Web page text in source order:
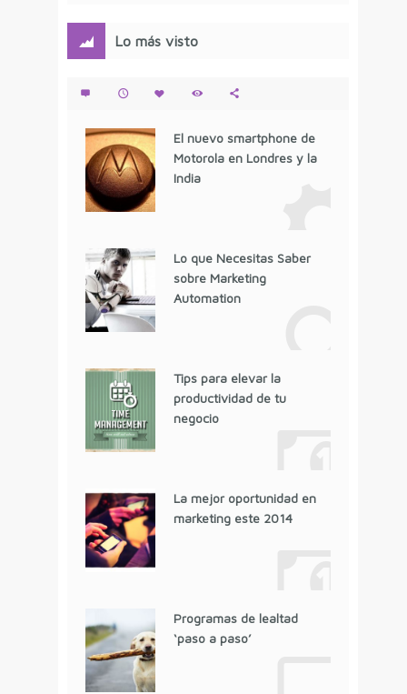
Lo más visto
El nuevo smartphone de
Motorola en Londres y la
India
Lo que Necesitas Saber
sobre Marketing
Automation
Tips para elevar la
productividad de tu
negocio
La mejor oportunidad en
marketing este 2014
Programas de lealtad
‘paso a paso’